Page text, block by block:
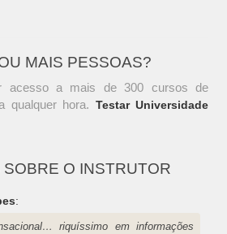
MAIS PESSOAS?
acesso a mais de 300 cursos de
qualquer hora. Testar Universidade
O INSTRUTOR
:
riquíssimo em informações